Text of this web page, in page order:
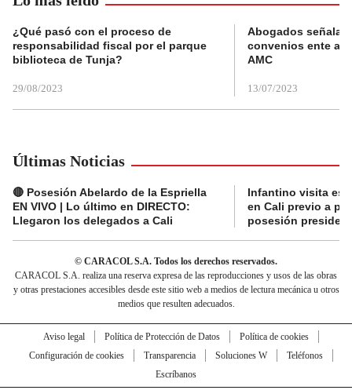
¿Qué pasó con el proceso de
responsabilidad fiscal por el parque
biblioteca de Tunja?
29/08/2023
Abogados
convenios ente
AMC
13/07/2023
Últimas Noticias
🔴 Posesión Abelardo de la Espriella
EN VIVO | Lo último en DIRECTO:
Llegaron los delegados a Cali
Infantino visita
en Cali previo a
posesión
© CARACOL S.A. Todos los derechos reservados.
CARACOL S.A. realiza una reserva expresa de las reproducciones y usos de las obras
y otras prestaciones accesibles desde este sitio web a medios de lectura mecánica u otros
medios que resulten adecuados.
Aviso legal Política de Protección de Datos
Política de cookies
Configuración de cookies
Transparencia Soluciones W
Teléfonos
Escríbanos